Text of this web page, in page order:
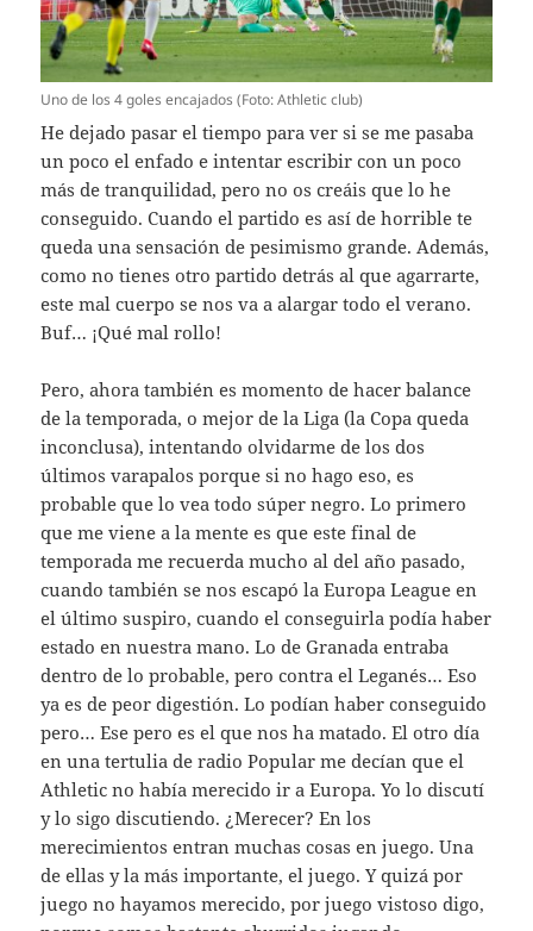
Uno de los 4 goles encajados (Foto: Athletic club)
He dejado pasar el tiempo para ver si se me pasaba
un poco el enfado e intentar escribir con un poco
más de tranquilidad, pero no os creáis que lo he
conseguido. Cuando el partido es así de horrible te
queda una sensación de pesimismo grande. Además,
como no tienes otro partido detrás al que agarrarte,
este mal cuerpo se nos va a alargar todo el verano.
Buf… ¡Qué mal rollo!
Pero, ahora también es momento de hacer balance
de la temporada, o mejor de la Liga (la Copa queda
inconclusa), intentando olvidarme de los dos
últimos varapalos porque si no hago eso, es
probable que lo vea todo súper negro. Lo primero
que me viene a la mente es que este final de
temporada me recuerda mucho al del año pasado,
cuando también se nos escapó la Europa League en
el último suspiro, cuando el conseguirla podía haber
estado en nuestra mano. Lo de Granada entraba
dentro de lo probable, pero contra el Leganés… Eso
ya es de peor digestión. Lo podían haber conseguido
pero… Ese pero es el que nos ha matado. El otro día
en una tertulia de radio Popular me decían que el
Athletic no había merecido ir a Europa. Yo lo discutí
y lo sigo discutiendo. ¿Merecer? En los
merecimientos entran muchas cosas en juego. Una
de ellas y la más importante, el juego. Y quizá por
juego no hayamos merecido, por juego vistoso digo,